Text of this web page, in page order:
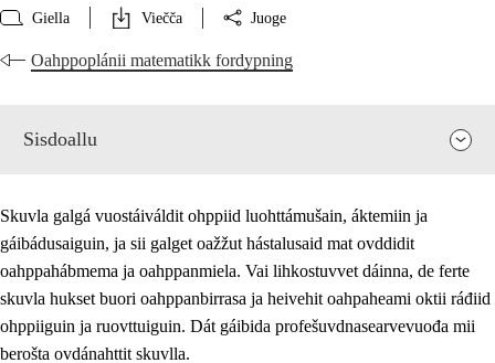
Giella Viečča Juoge
Oahppoplánii matematikk fordypning
Sisdoallu
Skuvla galgá vuostáiváldit ohppiid luohttámušain, áktemiin ja
gáibádusaiguin, ja sii galget oažžut hástalusaid mat ovddidit
oahppahábmema ja oahppanmiela. Vai lihkostuvvet dáinna, de ferte
skuvla hukset buori oahppanbirrasa ja heivehit oahpaheami oktii ráđiid
ohppiiguin ja ruovttuiguin. Dát gáibida profešuvdnasearvevuođa mii
berošta ovdánahttit skuvlla.